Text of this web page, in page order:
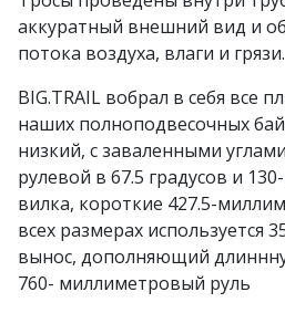
аккуратный внешний вид и
потока воздуха, влаги и грязи.
BIG.TRAIL вобрал в себя все
наших полноподвесочных
низкий, с заваленными
рулевой в 67.5 градусов и
вилка, короткие 427.5-
всех размерах используется
вынос, дополняющий
760- миллиметровый руль